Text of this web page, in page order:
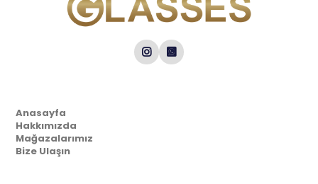
Anasayfa
Hakkımızda
Mağazalarımız
Bize Ulaşın